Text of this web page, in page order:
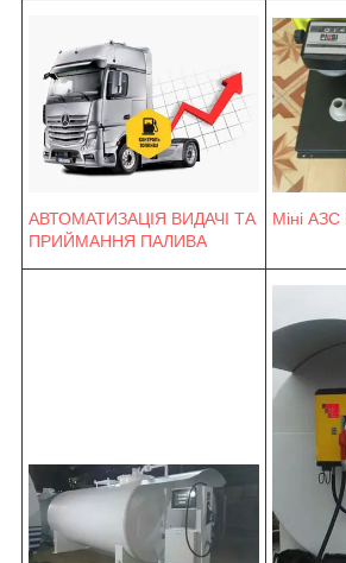
АВТОМАТИЗАЦІЯ ВИДАЧІ ТА
ПРИЙМАННЯ ПАЛИВА
Міні